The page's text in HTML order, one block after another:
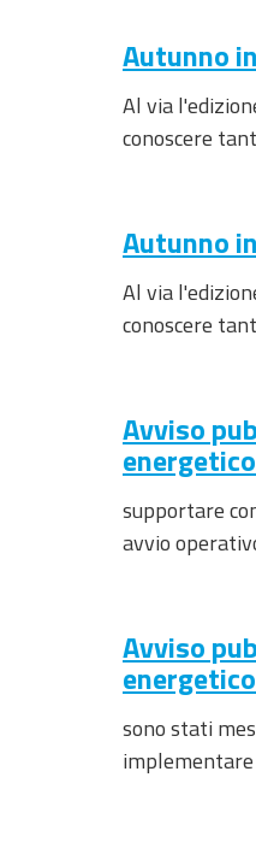
Autunno
Al via
conoscere
Autunno
Al via
conoscere
Avviso
supportare
avvio
Avviso
sono stati